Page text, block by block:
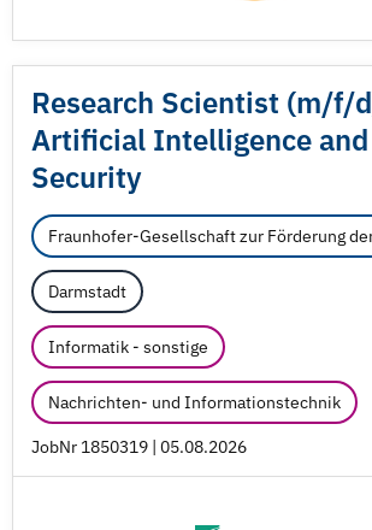
Research Scientist (m/f/
Artificial Intelligence and
Security
Darmstadt
Informatik - sonstige
Nachrichten- und Informationstechnik
JobNr 1850319 | 05.08.2026